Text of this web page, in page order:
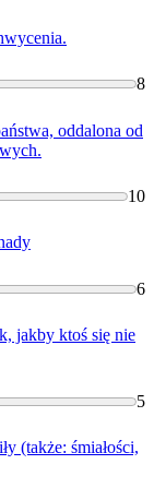
8
oddalona od
10
6
jakby ktoś się nie
5
(także: śmiałości,